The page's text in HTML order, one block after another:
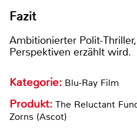
Fazit
Ambitionierter Polit-
Perspektiven erzählt wird.
Kategorie: Blu-Ray Film
Produkt: The Reluctant
Zorns (Ascot)